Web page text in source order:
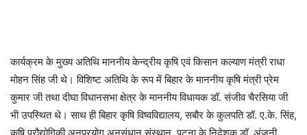
कार्यक्रम के मुख्य अतिथि माननीय केन्द्रीय कृषि एवं किसान कल्याण मंत्री राधा
मोहन सिंह जी थे। विशिष्ट अतिथि के रूप में बिहार के माननीय कृषि मंत्री प्रेम
कुमार जी तथा दीघा विधानसभा क्षेत्र के माननीय विधायक डॉ. संजीव चैरसिया जी
भी उपस्थित थे। साथ ही बिहार कृषि विष्वविद्यालय, सबौर के कुलपति डॉ. ए.के. सिंह,